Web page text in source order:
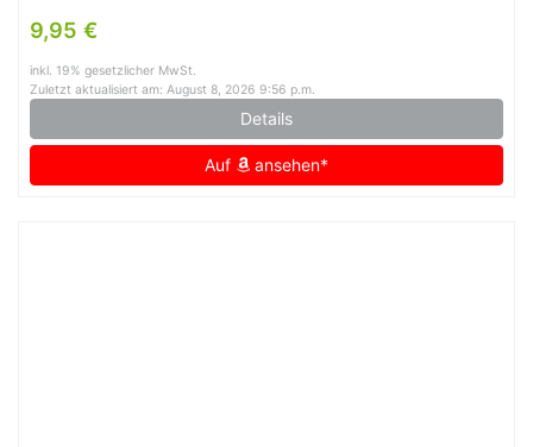
9,95 €
inkl. 19% gesetzlicher MwSt.
Zuletzt aktualisiert am: August 8, 2026 9:56 p.m.
Details
Auf ansehen*